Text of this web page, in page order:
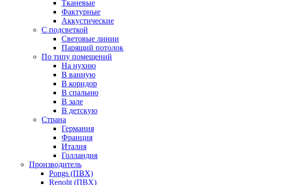
Тканевые
Фактурные
Аккустические
С подсветкой
Световые линии
Парящий потолок
По типу помещений
На нухню
В ванную
В коридор
В спальню
В зале
В детскую
Страна
Германия
Франция
Италия
Голландия
Производитель
Pongs (ПВХ)
Renolit (ПВХ)